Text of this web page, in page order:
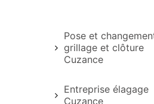
Pose et
grillage et clôture
Cuzance
Entreprise élagage
Cuzance